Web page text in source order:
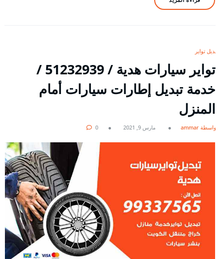
تبديل تواير
تواير سيارات هدية / 51232939‬ /
خدمة تبديل إطارات سيارات أمام
المنزل
بواسطة ammar مارس 9, 2021 0